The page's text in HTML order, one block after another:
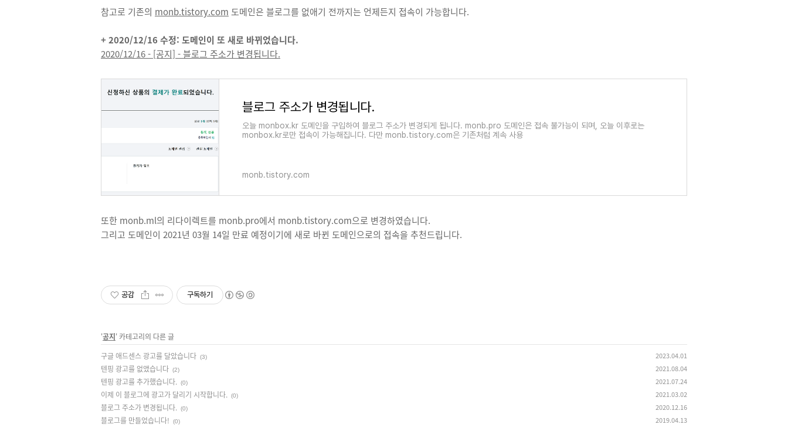
참고로 기존의 monb.tistory.com 도메인은 블로그를 없애기 전까지는 언제든지 접속이 가능합니다.
+ 2020/12/16 수정: 도메인이 또 새로 바뀌었습니다.
2020/12/16 - [공지] - 블로그 주소가 변경됩니다.
블로그 주소가 변경됩니다.
오늘 monbox.kr 도메인을 구입하여 블로그 주소가 변경되게 됩니다. monb.pro 도메인은 접속 불가능이 되며, 오늘 이후로는
monbox.kr로만 접속이 가능해집니다. 다만 monb.tistory.com은 기존처럼 계속 사용
monb.tistory.com
또한 monb.ml의 리다이렉트를 monb.pro에서 monb.tistory.com으로 변경하였습니다.
그리고 도메인이 2021년 03월 14일 만료 예정이기에 새로 바뀐 도메인으로의 접속을 추천드립니다.
공감 구독하기
'공지' 카테고리의 다른 글
구글 애드센스 광고를 달았습니다 (3) 2023.04.01
텐핑 광고를 없앴습니다 (2) 2021.08.04
텐핑 광고를 추가했습니다. (0) 2021.07.24
이제 이 블로그에 광고가 달리기 시작합니다. (0) 2021.03.02
블로그 주소가 변경됩니다. (0) 2020.12.16
블로그를 만들었습니다! (0) 2019.04.13